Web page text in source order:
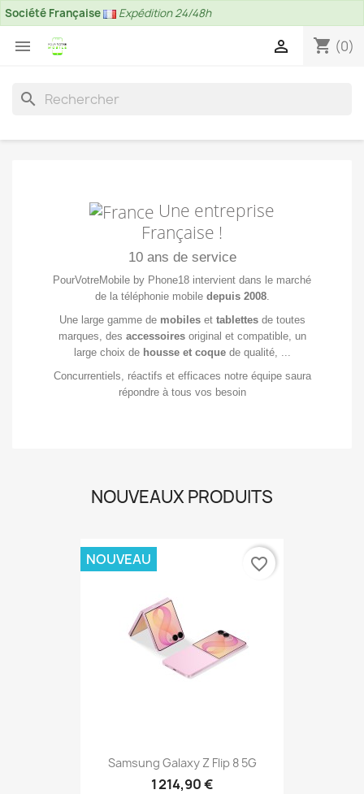
Société Française Expédition 24/48h
 shopping_cart (0)

search
Une entreprise
Française !
10 ans de service
PourVotreMobile by Phone18 intervient dans le marché
de la téléphonie mobile depuis 2008.
Une large gamme de mobileset tablettesde toutes
marques, des accessoiresoriginal et compatible, un
large choix de housse et coquede qualité, ...
Concurrentiels, réactifs et efficaces notre équipe saura
répondre à tous vos besoin
NOUVEAUX PRODUITS
Samsung Galaxy Z Flip 8 5G
1 214,90 €
NOUVEAU favorite_border